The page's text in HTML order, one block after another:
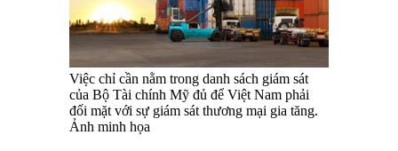
Việc chỉ cần nằm trong danh sách giám sát
của Bộ Tài chính Mỹ đủ để Việt Nam phải
đối mặt với sự giám sát thương mại gia tăng.
Ảnh minh họa